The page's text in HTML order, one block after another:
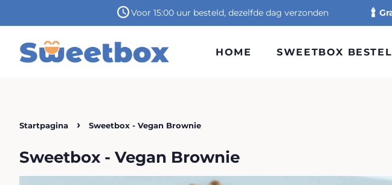
Voor 15:00 uur besteld, dezelfde dag verzonden
HOME SWEETBOX
Startpagina › Sweetbox - Vegan Brownie
Sweetbox - Vegan Brownie